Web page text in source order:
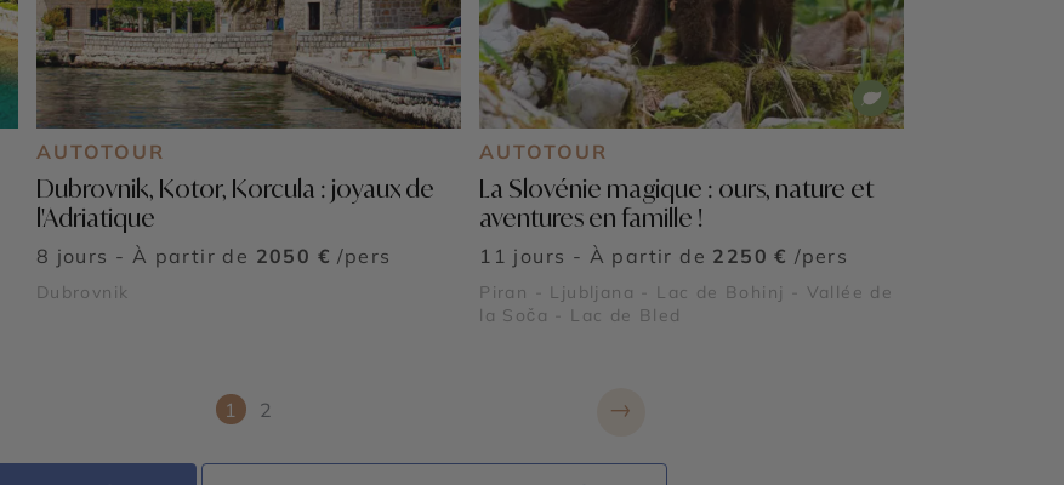
AUTOTOUR
Dubrovnik, Kotor, Korcula : joyaux de
l'Adriatique
8 jours - À partir de 2050 € /pers
Dubrovnik
AUTOTOUR
La Slovénie magique : ours, nature et
aventures en famille !
11 jours - À partir de 2250 € /pers
Piran - Ljubljana - Lac de Bohinj - Vallée de
la Soča - Lac de Bled
1 2 →